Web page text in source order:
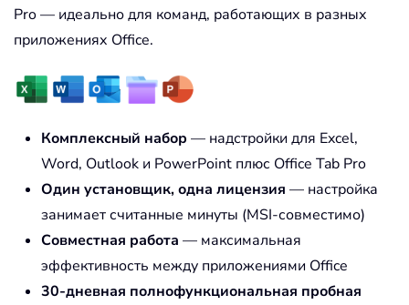
Pro — идеально для команд, работающих в разных
приложениях Office.
Комплексный набор — надстройки для Excel,
Word, Outlook и PowerPoint плюс Office Tab Pro
Один установщик, одна лицензия — настройка
занимает считанные минуты (MSI-совместимо)
Совместная работа — максимальная
эффективность между приложениями Office
30-дневная полнофункциональная пробная